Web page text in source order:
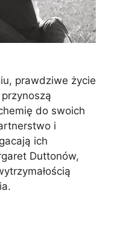
prawdziwe życie
do swoich
i
ich
Duttonów,